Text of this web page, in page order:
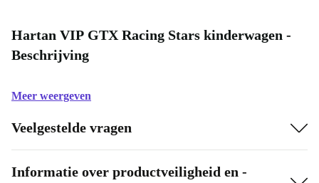
Hartan VIP GTX Racing Stars kinderwagen -
Beschrijving
Meer weergeven
Veelgestelde vragen
Informatie over productveiligheid en -